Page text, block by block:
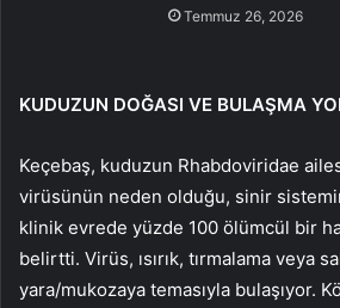
Temmuz 26, 2026
KUDUZUN DOĞASI VE BULAŞMA
Keçebaş, kuduzun Rhabdoviridae
virüsünün neden olduğu, sinir
klinik evrede yüzde 100 ölümcül bir
belirtti. Virüs, ısırık, tırmalama veya
yara/mukozaya temasıyla bulaşıyor.